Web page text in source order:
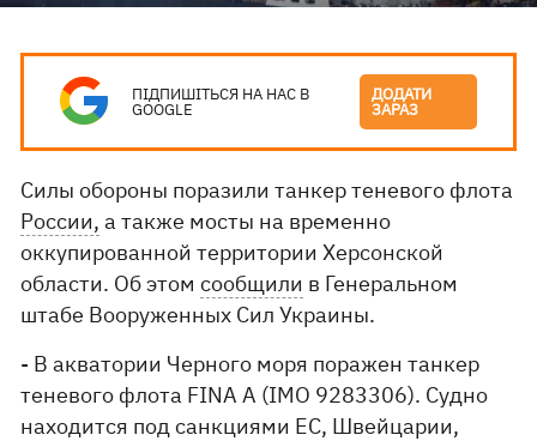
ПІДПИШІТЬСЯ НА НАС В
GOOGLE
ДОДАТИ
ЗАРАЗ
Силы обороны поразили танкер теневого флота
России, а также мосты на временно
оккупированной территории Херсонской
области. Об этомсообщили в Генеральном
штабе Вооруженных Сил Украины.
- В акватории Черного моря поражен танкер
теневого флота FINA A (IMO 9283306). Судно
находится под санкциями ЕС, Швейцарии,